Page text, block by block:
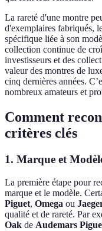
La rareté d'une montre
d'exemplaires fabriqués,
spécifique liée à son
collection continue de
investisseurs et des
valeur des montres de
cinq dernières années.
nombreux amateurs et
Comment
critères clés
1. Marque et
La première étape pour
marque et le modèle.
Piguet, Omega ou
qualité et de rareté. Par
Oak de Audemars